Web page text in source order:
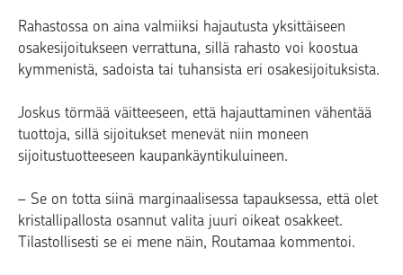
Rahastossa on aina valmiiksi hajautusta yksittäiseen
osakesijoitukseen verrattuna, sillä rahasto voi koostua
kymmenistä, sadoista tai tuhansista eri osakesijoituksista.
Joskus törmää väitteeseen, että hajauttaminen vähentää
tuottoja, sillä sijoitukset menevät niin moneen
sijoitustuotteeseen kaupankäyntikuluineen.
– Se on totta siinä marginaalisessa tapauksessa, että olet
kristallipallosta osannut valita juuri oikeat osakkeet.
Tilastollisesti se ei mene näin, Routamaa kommentoi.